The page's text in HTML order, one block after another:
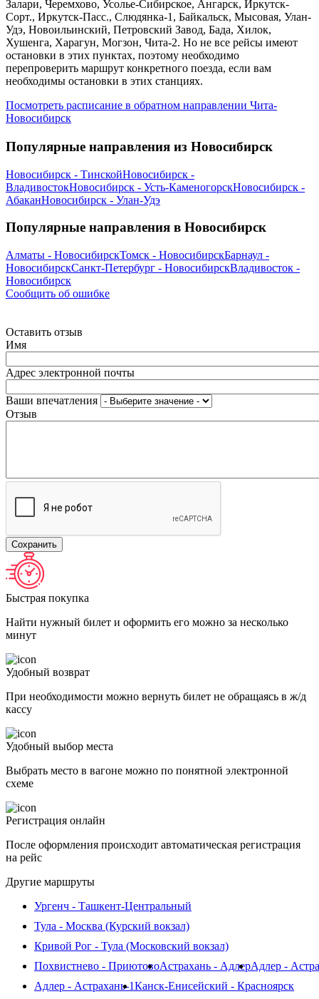
Залари, Черемхово, Усолье-Сибирское, Ангарск, Иркутск-
Сорт., Иркутск-Пасс., Слюдянка-1, Байкальск, Мысовая, Улан-
Удэ, Новоильинский, Петровский Завод, Бада, Хилок,
Хушенга, Харагун, Могзон, Чита-2. Но не все рейсы имеют
остановки в этих пунктах, поэтому необходимо
перепроверить маршрут конкретного поезда, если вам
необходимы остановки в этих станциях.
Посмотреть расписание в обратном направлении Чита-
Новосибирск
Популярные направления из Новосибирск
Новосибирск - ТинскойНовосибирск -
ВладивостокНовосибирск - Усть-КаменогорскНовосибирск -
АбаканНовосибирск - Улан-Удэ
Популярные направления в Новосибирск
Алматы - НовосибирскТомск - НовосибирскБарнаул -
НовосибирскСанкт-Петербург - НовосибирскВладивосток -
Новосибирск
Сообщить об ошибке
Оставить отзыв
Имя
Адрес электронной почты
Ваши впечатления
Отзыв
Быстрая покупка
Найти нужный билет и оформить его можно за несколько
минут
Удобный возврат
При необходимости можно вернуть билет не обращаясь в ж/д
кассу
Удобный выбор места
Выбрать место в вагоне можно по понятной электронной
схеме
Регистрация онлайн
После оформления происходит автоматическая регистрация
на рейс
Другие маршруты
Ургенч - Ташкент-Центральный
Тула - Москва (Курский вокзал)
Кривой Рог - Тула (Московский вокзал)
Похвистнево - ПриютовоАстрахань - АдлерАдлер -
Адлер - Астрахань-1Канск-Енисейский - Красноярск